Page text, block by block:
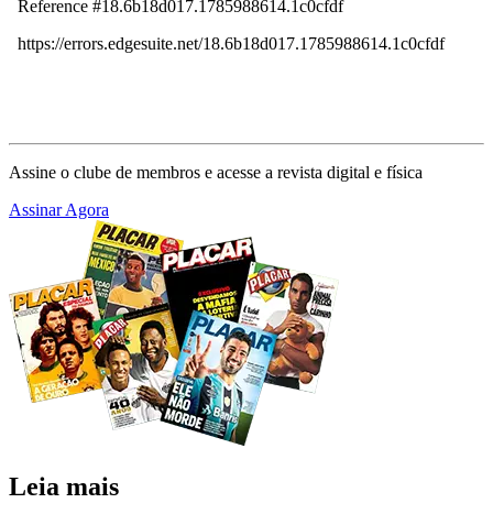
Assine o clube de membros e acesse a revista digital e física
Assinar Agora
Leia mais